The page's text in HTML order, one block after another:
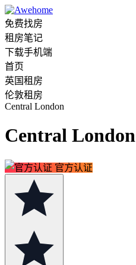
免费找房
租房笔记
下载手机端
首页
英国租房
伦敦租房
Central London
Central London
官方认证